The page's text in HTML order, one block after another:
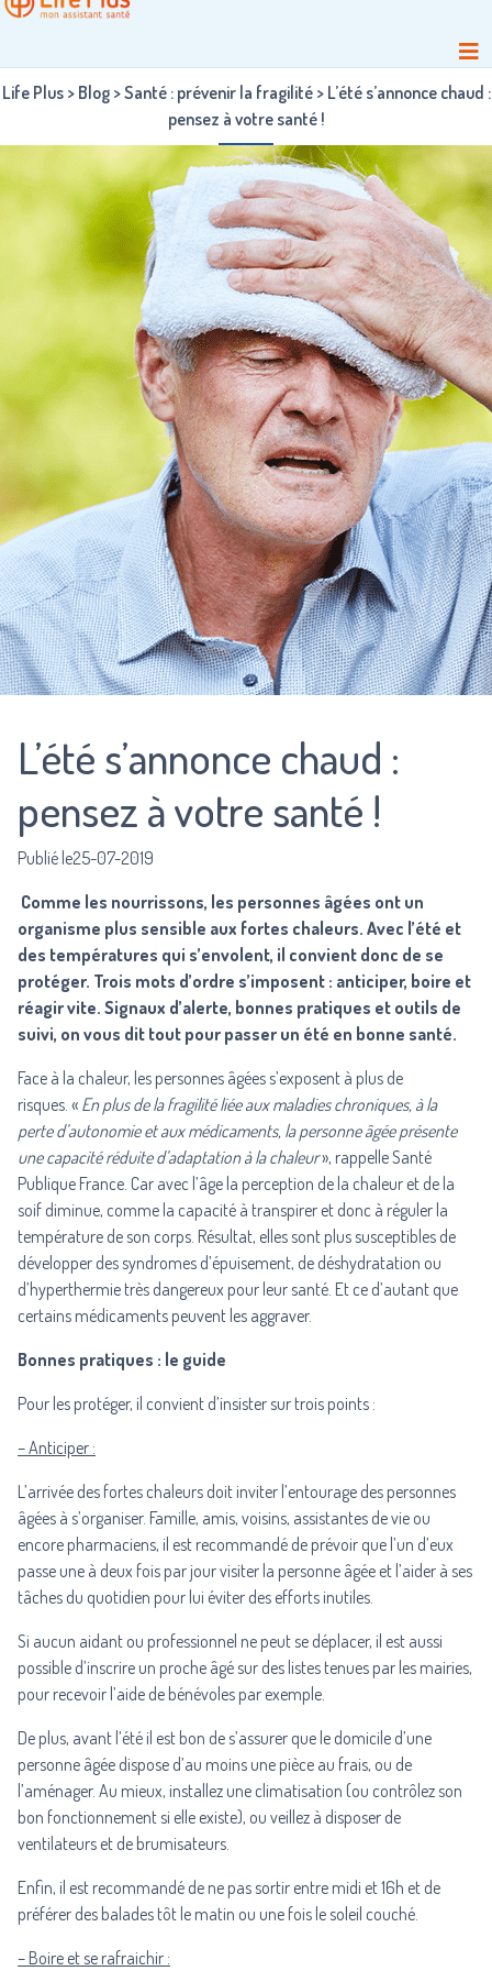
Life Plus> Blog>Santé : prévenir la fragilité> L’été s’annonce chaud :
pensez à votre santé !
L’été s’annonce chaud :
pensez à votre santé !
Publié le25-07-2019
Comme les nourrissons, les personnes âgées ont un
organisme plus sensible aux fortes chaleurs. Avec l’été et
des températures qui s’envolent, il convient donc de se
protéger. Trois mots d’ordre s’imposent : anticiper, boire et
réagir vite. Signaux d’alerte, bonnes pratiques et outils de
suivi, on vous dit tout pour passer un été en bonne santé.
Face à la chaleur, les personnes âgées s’exposent à plus de
risques. « En plus de la fragilité liée aux maladies chroniques, à la
perte d’autonomie et aux médicaments, la personne âgée présente
une capacité réduite d’adaptation à la chaleur», rappelleSanté
Publique France. Car avec l’âge la perception de la chaleur et de la
soif diminue, comme la capacité à transpirer et donc à réguler la
température de son corps. Résultat, elles sont plus susceptibles de
développer des syndromes d’épuisement, de déshydratation ou
d’hyperthermie très dangereux pour leur santé. Et ce d’autant que
certains médicaments peuvent les aggraver.
Bonnes pratiques : le guide
Pour les protéger, il convient d’insister sur trois points :
– Anticiper :
L’arrivée des fortes chaleurs doit inviter l’entourage des personnes
âgées à s’organiser. Famille, amis, voisins, assistantes de vie ou
encore pharmaciens, il est recommandé de prévoir que l’un d’eux
passe une à deux fois par jour visiter la personne âgée et l’aider à ses
tâches du quotidien pour lui éviter des efforts inutiles.
Si aucun aidant ou professionnel ne peut se déplacer, il est aussi
possible d’inscrire un proche âgé sur des listes tenues par les mairies,
pour recevoir l’aide de bénévoles par exemple.
De plus, avant l’été il est bon de s’assurer que le domicile d’une
personne âgée dispose d’au moins une pièce au frais, ou de
l’aménager. Au mieux, installez une climatisation (ou contrôlez son
bon fonctionnement si elle existe), ou veillez à disposer de
ventilateurs et de brumisateurs.
Enfin, il est recommandé de ne pas sortir entre midi et 16h et de
préférer des balades tôt le matin ou une fois le soleil couché.
– Boire et se rafraichir :